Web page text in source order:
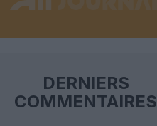
DERNIERS
COMMENTAIRES